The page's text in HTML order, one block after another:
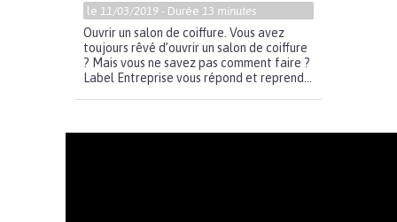
le 11/03/2019 - Durée 13 minutes
Ouvrir un salon de coiffure. Vous avez
toujours rêvé d’ouvrir un salon de coiffure
? Mais vous ne savez pas comment faire ?
Label Entreprise vous répond et reprend...